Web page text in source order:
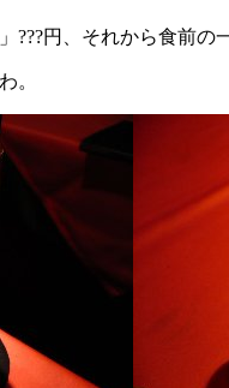
円、それから食前の
。